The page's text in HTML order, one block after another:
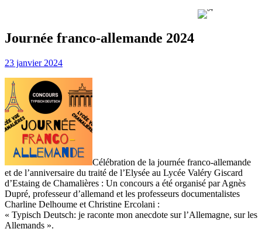
Journée franco-allemande 2024
23 janvier 2024
Célébration de la journée franco-allemande
et de l’anniversaire du traité de l’Elysée au Lycée Valéry Giscard
d’Estaing de Chamalières : Un concours a été organisé par Agnès
Dupré, professeur d’allemand et les professeurs documentalistes
Charline Delhoume et Christine Ercolani :
« Typisch Deutsch: je raconte mon anecdote sur l’Allemagne, sur les
Allemands ».